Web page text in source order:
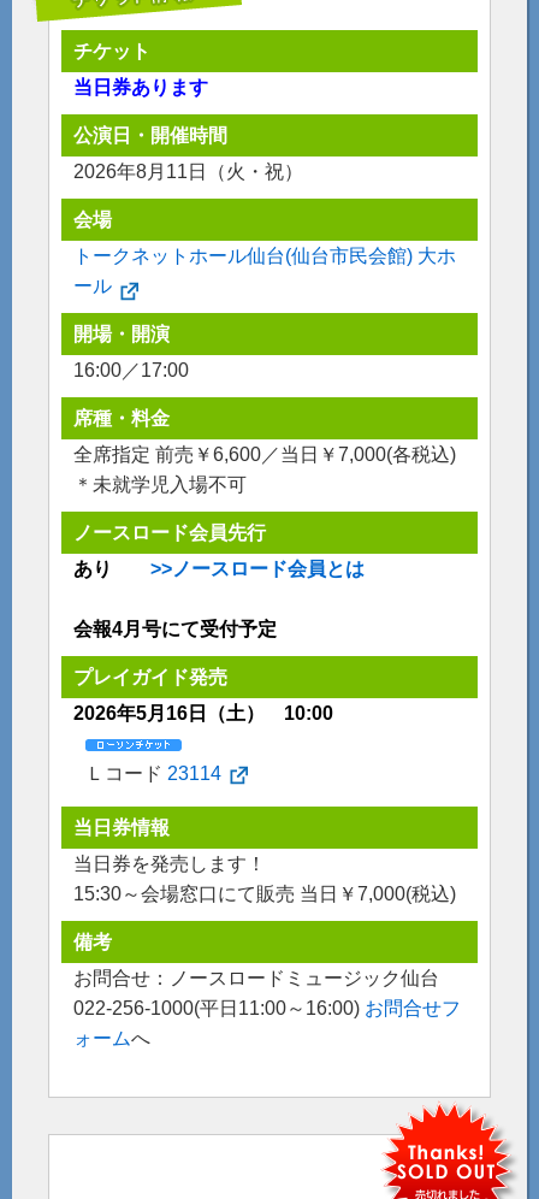
チケット
当日券あります
公演日・開催時間
2026年8月11日（火・祝）
会場
トークネットホール仙台(仙台市民会館) 大ホ
ール
開場・開演
16:00／17:00
席種・料金
全席指定 前売￥6,600／当日￥7,000(各税込)
＊未就学児入場不可
ノースロード会員先行
あり >>ノースロード会員とは
会報4月号にて受付予定
プレイガイド発売
2026年5月16日（土） 10:00
Ｌコード 23114
当日券情報
当日券を発売します！
15:30～会場窓口にて販売 当日￥7,000(税込)
備考
お問合せ：ノースロードミュージック仙台
022-256-1000(平日11:00～16:00) お問合せフ
ォームへ